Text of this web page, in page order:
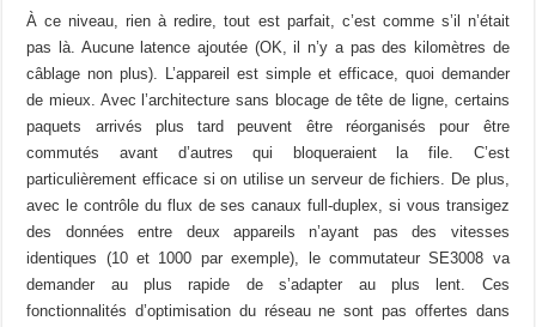
À ce niveau, rien à redire, tout est parfait, c’est comme s’il n’était
pas là. Aucune latence ajoutée (OK, il n’y a pas des kilomètres de
câblage non plus). L’appareil est simple et efficace, quoi demander
de mieux. Avec l’architecture sans blocage de tête de ligne, certains
paquets arrivés plus tard peuvent être réorganisés pour être
commutés avant d’autres qui bloqueraient la file. C’est
particulièrement efficace si on utilise un serveur de fichiers. De plus,
avec le contrôle du flux de ses canaux full-duplex, si vous transigez
des données entre deux appareils n’ayant pas des vitesses
identiques (10 et 1000 par exemple), le commutateur SE3008 va
demander au plus rapide de s’adapter au plus lent. Ces
fonctionnalités d’optimisation du réseau ne sont pas offertes dans